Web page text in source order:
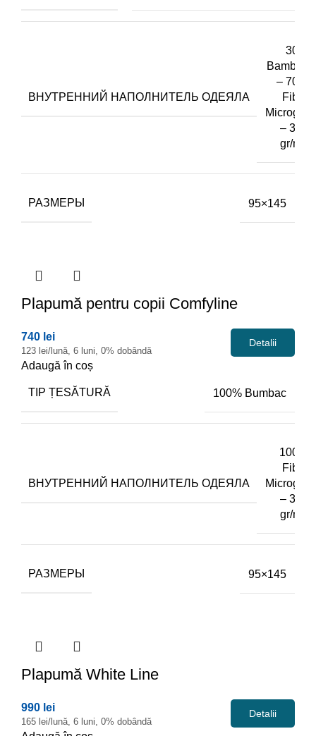
ВНУТРЕННИЙ НАПОЛНИТЕЛЬ ОДЕЯЛА
30%
Bambus
– 70%
Fibra
Microgel
– 300
gr/m2
РАЗМЕРЫ 95×145
Plapumă pentru copii Comfyline
740 lei
123 lei/lună, 6 luni, 0% dobândă
Detalii
Adaugă în coș
TIP ȚESĂTURĂ 100% Bumbac
ВНУТРЕННИЙ НАПОЛНИТЕЛЬ ОДЕЯЛА
100%
Fibra
Microgel
– 350
gr/m2
РАЗМЕРЫ 95×145
Plapumă White Line
990 lei
165 lei/lună, 6 luni, 0% dobândă
Detalii